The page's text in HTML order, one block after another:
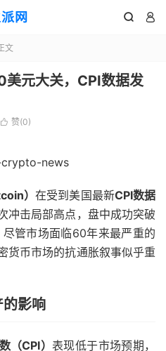
网  
文
元大关，CPI数据发
 赞(0)
）在受到美国最新CPI数据
冲击局部高点，盘中成功突破
管市场面临60年来最严重的
货币市场的抗通胀叙事似乎重
影响
（CPI）表现低于市场预期，